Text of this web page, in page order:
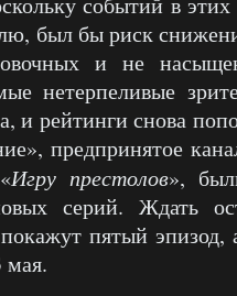
был бы риск
и не
нетерпеливые
и рейтинги снова
предпринятое
Игру престолов»,
серий. Ждать
пятый